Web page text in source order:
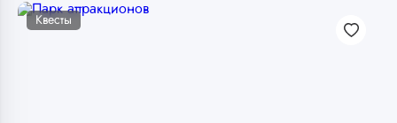
Квесты